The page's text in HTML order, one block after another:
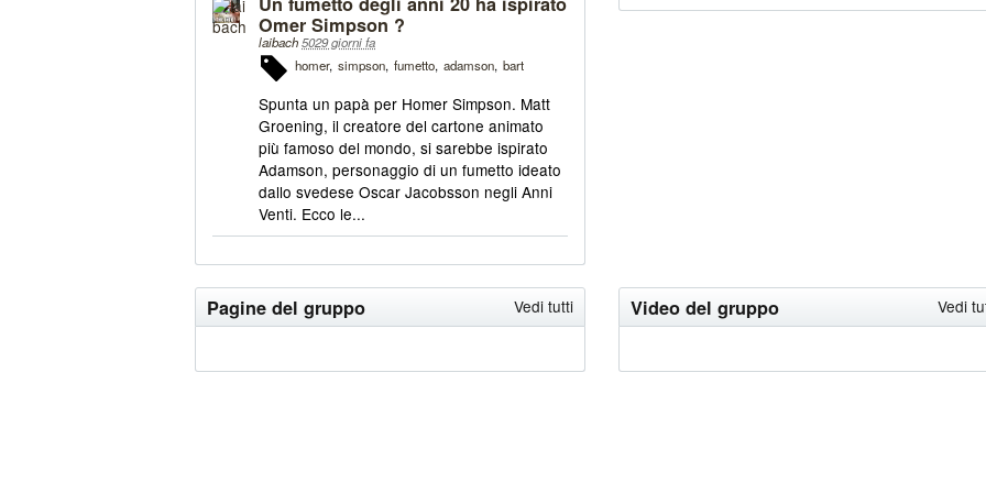
Omer Simpson ?
laibach5029 giorni fa
homer simpson fumetto adamson bart
Spunta un papà per Homer Simpson. Matt
Groening, il creatore del cartone animato
più famoso del mondo, si sarebbe ispirato
Adamson, personaggio di un fumetto ideato
dallo svedese Oscar Jacobsson negli Anni
Venti. Ecco le...
Vedi tutti
Pagine del gruppo Vedi
Video del gruppo